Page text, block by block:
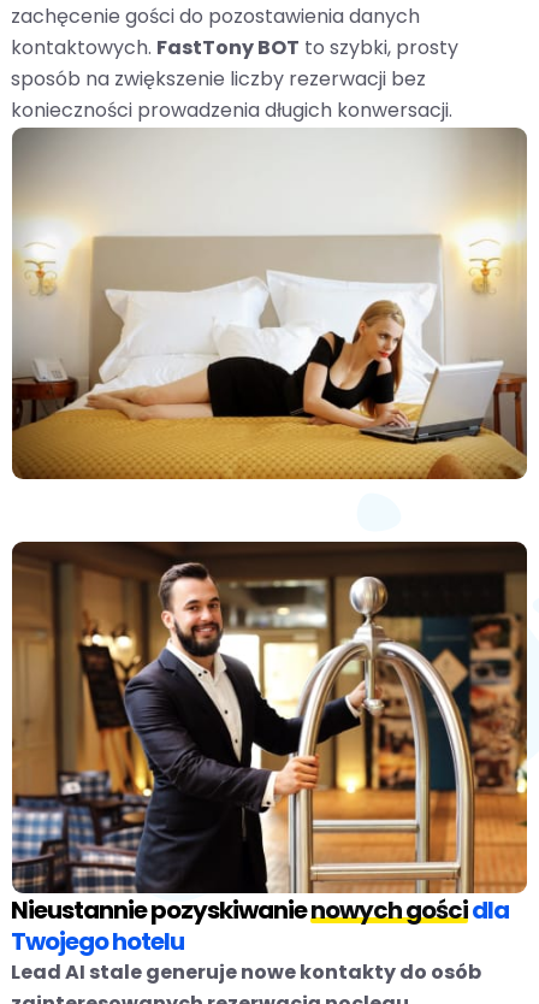
zachęcenie gości do pozostawienia danych
kontaktowych. FastTony BOT to szybki, prosty
sposób na zwiększenie liczby rezerwacji bez
konieczności prowadzenia długich konwersacji.
Nieustannie pozyskiwanienowych gościdla
Twojego hotelu
Lead AI stale generuje nowe kontakty do osób